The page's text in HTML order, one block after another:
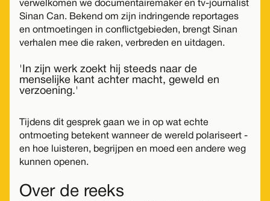
verwelkomen we documentairemaker en tv-journalist
Sinan Can. Bekend om zijn indringende reportages
en ontmoetingen in conflictgebieden, brengt Sinan
verhalen mee die raken, verbreden en uitdagen.
'In zijn werk zoekt hij steeds naar de
menselijke kant achter macht, geweld en
verzoening.'
Tijdens dit gesprek gaan we in op wat echte
ontmoeting betekent wanneer de wereld polariseert -
en hoe luisteren, begrijpen en moed een andere weg
kunnen openen.
Over de reeks